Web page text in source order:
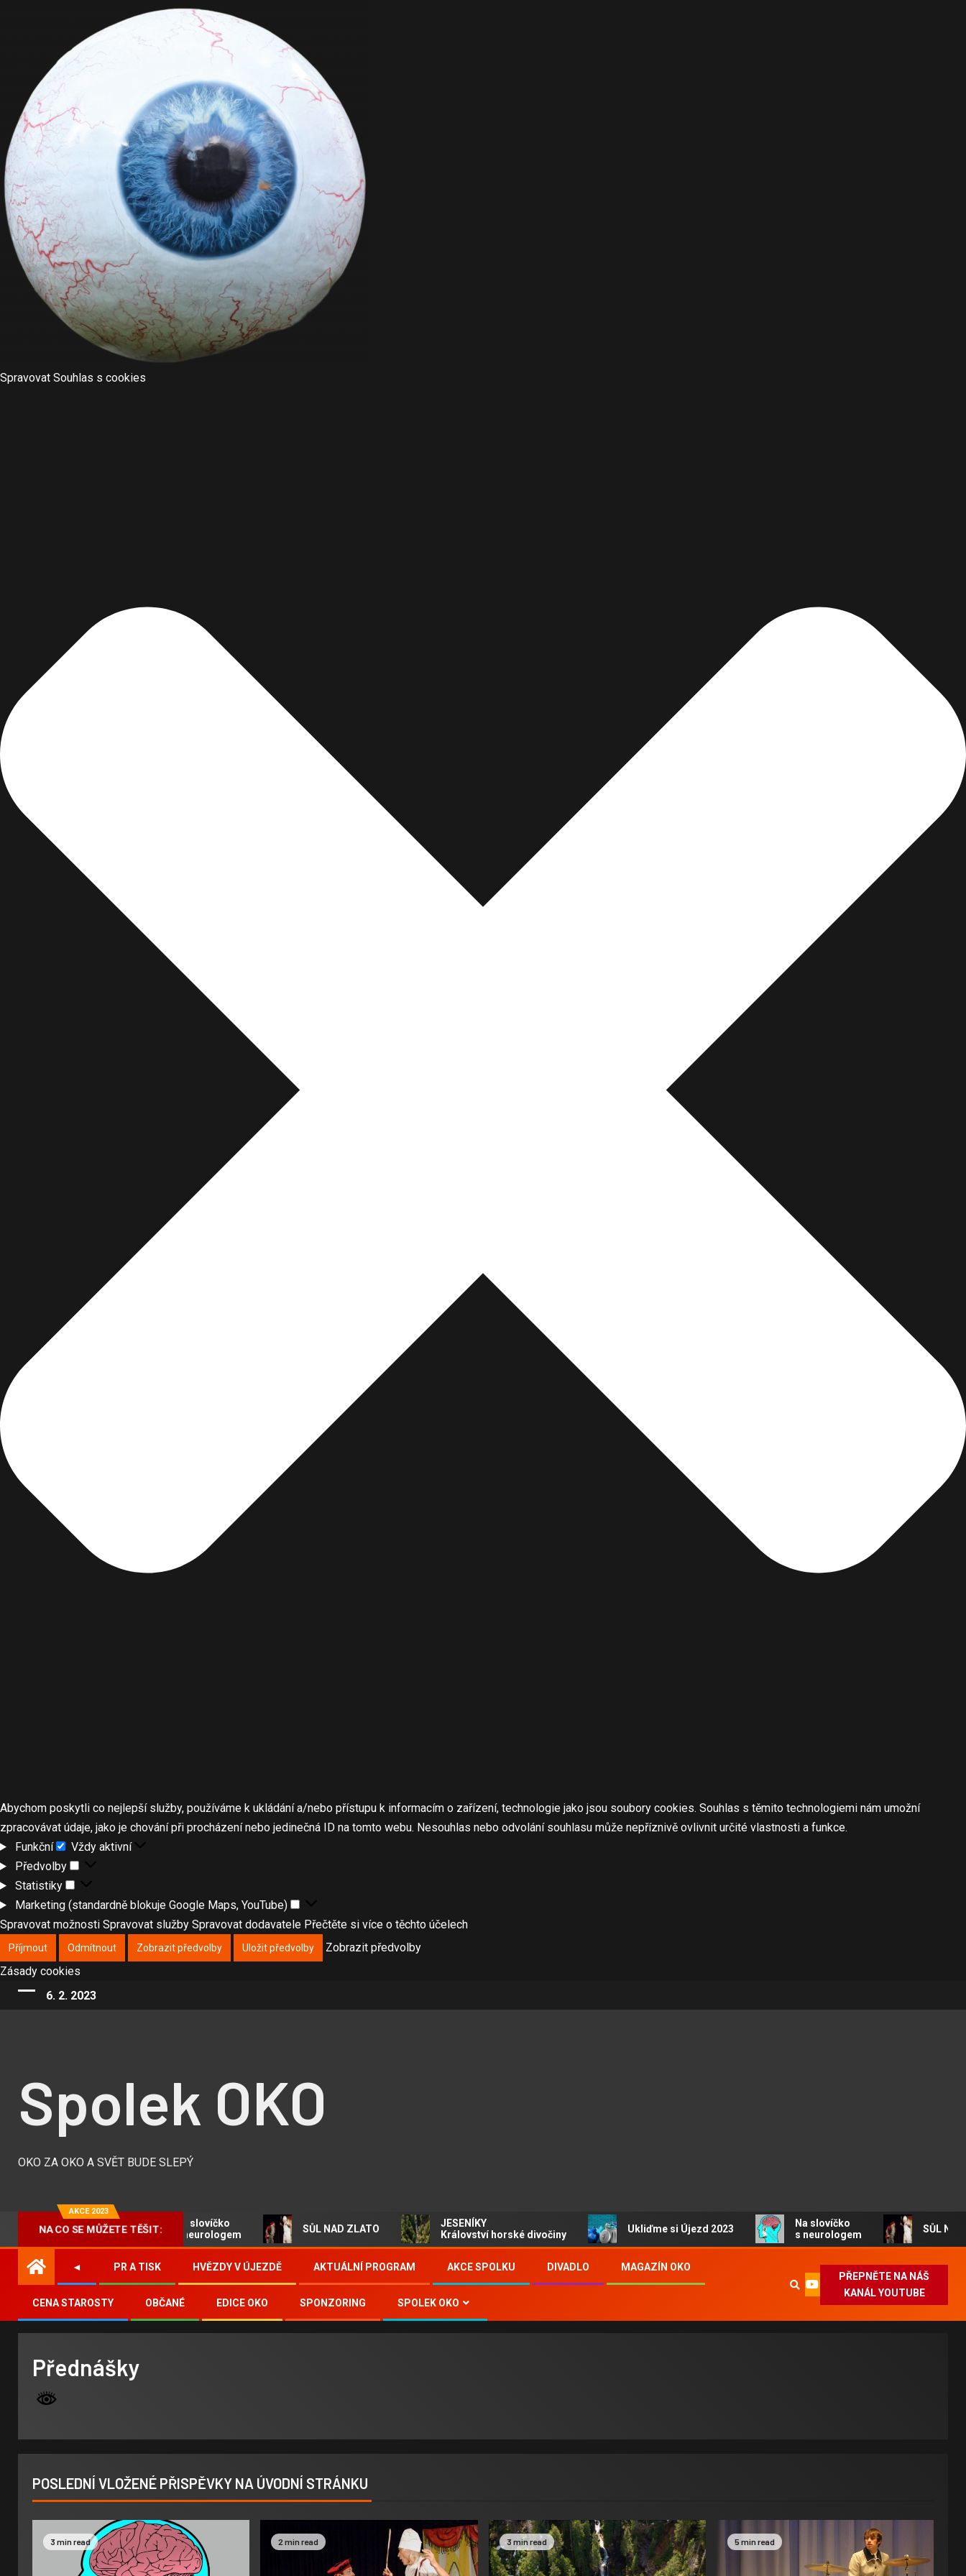
Spravovat Souhlas s cookies
Abychom poskytli co nejlepší služby, používáme k ukládání a/nebo přístupu k informacím o zařízení, technologie jako jsou soubory cookies. Souhlas s těmito technologiemi nám umožní
zpracovávat údaje, jako je chování při procházení nebo jedinečná ID na tomto webu. Nesouhlas nebo odvolání souhlasu může nepříznivě ovlivnit určité vlastnosti a funkce.
Funkční
Vždy aktivní
Předvolby
Statistiky
Marketing (standardně blokuje Google Maps, YouTube)
Spravovat možnosti Spravovat služby Spravovat dodavatele Přečtěte si více o těchto účelech
Příjmout Odmítnout Zobrazit předvolby Uložit předvolby
Zobrazit předvolby
Zásady cookies
6. 2. 2023
Spolek OKO
OKO ZA OKO A SVĚT BUDE SLEPÝ
AKCE 2023
NA CO SE MŮŽETE TĚŠIT: Na slovíčko
s neurologem
SŮL NAD ZLATO
JESENÍKY
Království horské divočiny
Ukliďme si Újezd 2023
Na slovíčko
s neurologem
SŮL NAD
◄ PR A TISK HVĚZDY V ÚJEZDĚ AKTUÁLNÍ PROGRAM AKCE SPOLKU DIVADLO MAGAZÍN OKO
CENA STAROSTY OBČANÉ EDICE OKO SPONZORING SPOLEK OKO
PŘEPNĚTE NA NÁŠ
KANÁL YOUTUBE
Přednášky
POSLEDNÍ VLOŽENÉ PŘISPĚVKY NA ÚVODNÍ STRÁNKU
3 min read 2 min read 3 min read 5 min read